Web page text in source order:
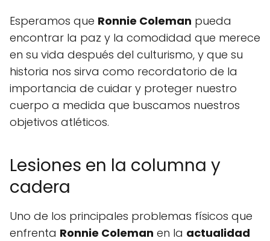
Esperamos que Ronnie Coleman pueda
encontrar la paz y la comodidad que merece
en su vida después del culturismo, y que su
historia nos sirva como recordatorio de la
importancia de cuidar y proteger nuestro
cuerpo a medida que buscamos nuestros
objetivos atléticos.
Lesiones en la columna y
cadera
Uno de los principales problemas físicos que
enfrenta Ronnie Coleman en la actualidad